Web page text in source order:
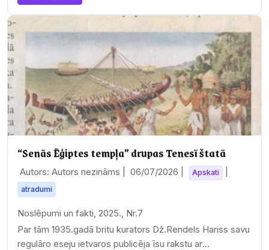
“Senās Ēģiptes tempļa” drupas Tenesī štatā
Autors: Autors nezināms | 06/07/2026 Apskati
atradumi
Noslēpumi un fakti, 2025., Nr.7
Par tām 1935.gadā britu kurators Dž.Rendels Hariss savu
regulāro eseju ietvaros publicēja īsu rakstu ar